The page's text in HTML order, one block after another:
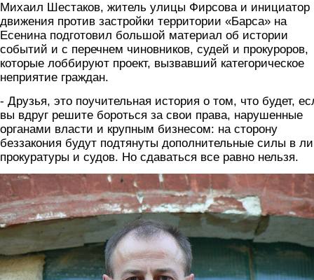
Михаил Шестаков, житель улицы Фирсова и инициатор
движения против застройки территории «Барса» на
Есенина подготовил большой материал об истории
событий и с перечнем чиновников, судей и прокуроров,
которые лоббируют проект, вызвавший категорическое
неприятие граждан.
- Друзья, это поучительная история о том, что будет,
вы вдруг решите бороться за свои права, нарушенные
органами власти и крупным бизнесом: на сторону
беззакония будут подтянуты дополнительные силы в
прокуратуры и судов. Но сдаваться все равно нельзя.
shestakov.jpg